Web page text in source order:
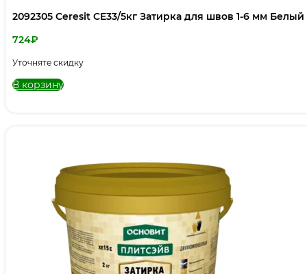
2092305 Ceresit CE33/5кг Затирка для швов 1-6 мм
724₽
Уточняте скидку
В корзину